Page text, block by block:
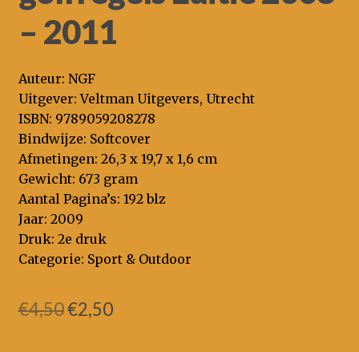
– 2011
Auteur: NGF
Uitgever: Veltman Uitgevers, Utrecht
ISBN: 9789059208278
Bindwijze: Softcover
Afmetingen: 26,3 x 19,7 x 1,6 cm
Gewicht: 673 gram
Aantal Pagina’s: 192 blz
Jaar: 2009
Druk: 2e druk
Categorie: Sport & Outdoor
€4,50Oorspronkelijke
€2,50Huidige